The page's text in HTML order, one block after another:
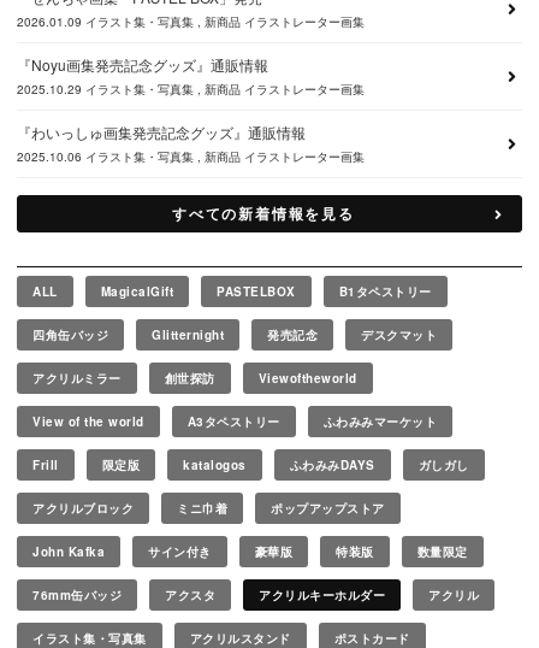
2026.01.09 イラスト集・写真集 新商品 イラストレーター画集
『Noyu画集発売記念グッズ』通販情報
2025.10.29 イラスト集・写真集 新商品 イラストレーター画集
『わいっしゅ画集発売記念グッズ』通販情報
2025.10.06 イラスト集・写真集 新商品 イラストレーター画集
すべての新着情報を見る
ALL MagicalGift PASTELBOX B1タペストリー
四角缶バッジ Glitternight 発売記念 デスクマット
アクリルミラー 創世探訪 Viewoftheworld
View of the world A3タペストリー ふわみみマーケット
Frill 限定版 katalogos ふわみみDAYS ガしガし
アクリルブロック ミニ巾着 ポップアップストア
John Kafka サイン付き 豪華版 特装版 数量限定
76mm缶バッジ アクスタ アクリルキーホルダー アクリル
イラスト集・写真集 アクリルスタンド ポストカード